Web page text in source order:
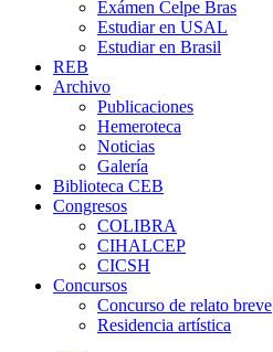
Exámen Celpe Bras
Estudiar en USAL
Estudiar en Brasil
REB
Archivo
Publicaciones
Hemeroteca
Noticias
Galería
Biblioteca CEB
Congresos
COLIBRA
CIHALCEP
CICSH
Concursos
Concurso de relato breve
Residencia artística